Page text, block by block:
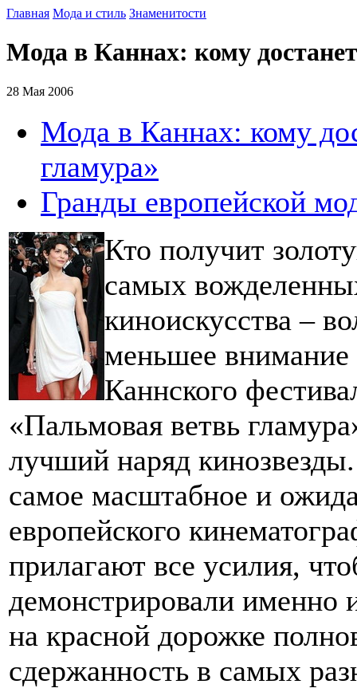
Главная Мода и стиль Знаменитости
Мода в Каннах: кому
28 Мая 2006
Мода в Каннах: кому
гламура»
Гранды европейской
Кто получит
самых
киноискусства –
меньшее внимание
Каннского
«Пальмовая ветвь
лучший наряд
самое масштабное и
европейского
прилагают все усилия,
демонстрировали
на красной дорожке
сдержанность в самых